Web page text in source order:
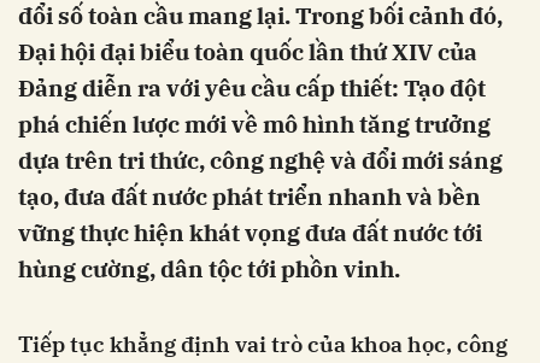
đổi số toàn cầu mang lại. Trong bối cảnh đó,
Đại hội đại biểu toàn quốc lần thứ XIV của
Đảng diễn ra với yêu cầu cấp thiết: Tạo đột
phá chiến lược mới về mô hình tăng trưởng
dựa trên tri thức, công nghệ và đổi mới sáng
tạo, đưa đất nước phát triển nhanh và bền
vững thực hiện khát vọng đưa đất nước tới
hùng cường, dân tộc tới phồn vinh.
Tiếp tục khẳng định vai trò của khoa học, công